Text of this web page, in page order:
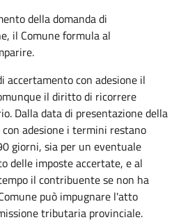
della domanda di
il Comune formula al
accertamento con adesione il
il diritto di ricorrere
Dalla data di presentazione della
adesione i termini restano
giorni, sia per un eventuale
delle imposte accertate, e al
il contribuente se non ha
può impugnare l'atto
tributaria provinciale.